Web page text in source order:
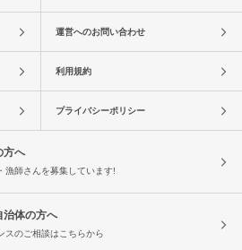
運営へのお問い合わせ
利用規約
プライバシーポリシー
方へ
漁師さんを募集しています!
治体の方へ
スのご相談はこちらから